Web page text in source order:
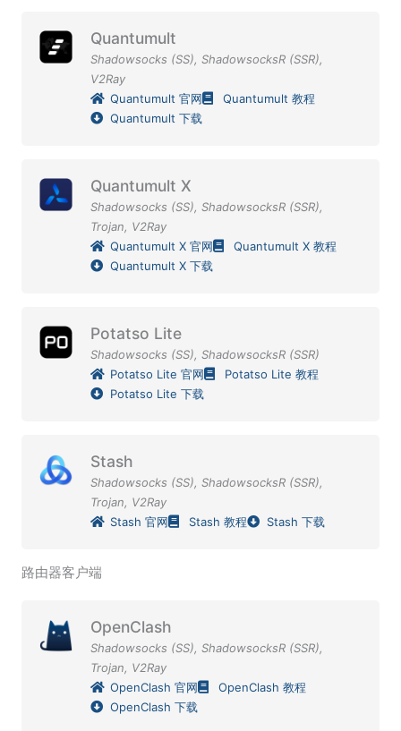
Quantumult
Shadowsocks (SS), ShadowsocksR (SSR),
V2Ray
Quantumult 官网
Quantumult 教程
Quantumult 下载
Quantumult X
Shadowsocks (SS), ShadowsocksR (SSR),
Trojan, V2Ray
Quantumult X 官网
Quantumult X 教程
Quantumult X 下载
Potatso Lite
Shadowsocks (SS), ShadowsocksR (SSR)
Potatso Lite 官网
Potatso Lite 教程
Potatso Lite 下载
Stash
Shadowsocks (SS), ShadowsocksR (SSR),
Trojan, V2Ray
Stash 官网
Stash 教程 Stash 下载
路由器客户端
OpenClash
Shadowsocks (SS), ShadowsocksR (SSR),
Trojan, V2Ray
OpenClash 官网
OpenClash 教程
OpenClash 下载